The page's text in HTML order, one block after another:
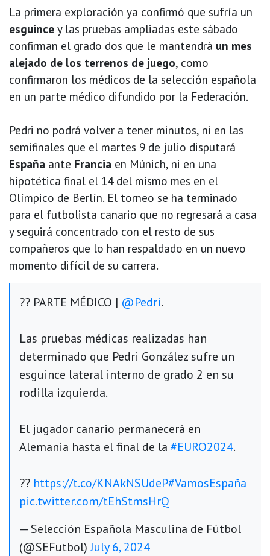
La primera exploración ya confirmó que sufría un
esguince y las pruebas ampliadas este sábado
confirman el grado dos que le mantendrá un mes
alejado de los terrenos de juego, como
confirmaron los médicos de la selección española
en un parte médico difundido por la Federación.
Pedri no podrá volver a tener minutos, ni en las
semifinales que el martes 9 de julio disputará
España ante Francia en Múnich, ni en una
hipotética final el 14 del mismo mes en el
Olímpico de Berlín. El torneo se ha terminado
para el futbolista canario que no regresará a casa
y seguirá concentrado con el resto de sus
compañeros que lo han respaldado en un nuevo
momento difícil de su carrera.
?? PARTE MÉDICO | @Pedri.
Las pruebas médicas realizadas han
determinado que Pedri González sufre un
esguince lateral interno de grado 2 en su
rodilla izquierda.
El jugador canario permanecerá en
Alemania hasta el final de la #EURO2024.
?? https://t.co/KNAkNSUdeP#VamosEspaña
pic.twitter.com/tEhStmsHrQ
— Selección Española Masculina de Fútbol
(@SEFutbol)July 6, 2024